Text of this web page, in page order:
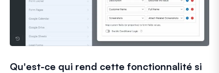
Qu'est-ce qui rend cette fonctionnalité si